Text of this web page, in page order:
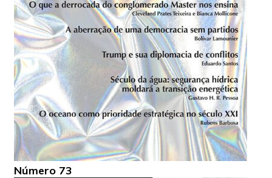
Número 73